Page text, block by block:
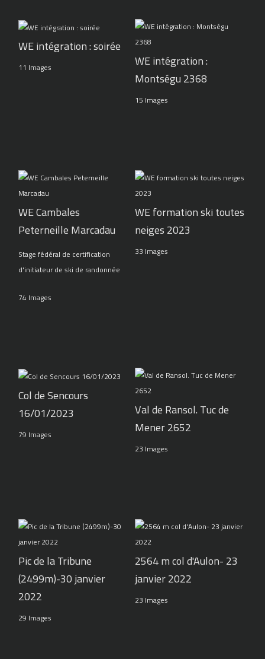
WE intégration : soirée
11 Images
WE intégration :
Montségu 2368
15 Images
WE Cambales
Peterneille Marcadau
Stage fédéral de certification
d'initiateur de ski de randonnée
74 Images
WE formation ski toutes
neiges 2023
33 Images
Col de Sencours
16/01/2023
79 Images
Val de Ransol. Tuc de
Mener 2652
23 Images
Pic de la Tribune
(2499m)-30 janvier
2022
29 Images
2564 m col d'Aulon- 23
janvier 2022
23 Images